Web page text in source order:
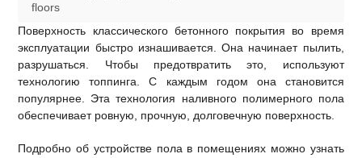
floors
Поверхность классического бетонного покрытия во время
эксплуатации быстро изнашивается. Она начинает пылить,
разрушаться. Чтобы предотвратить это, используют
технологию топпинга. С каждым годом она становится
популярнее. Эта технология наливного полимерного пола
обеспечивает ровную, прочную, долговечную поверхность.
Подробно об устройстве пола в помещениях можно узнать